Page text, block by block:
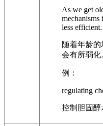
As we get
mechanisms
less efficient.
随着年龄
会有所弱化
例：
regulating
控制胆固醇